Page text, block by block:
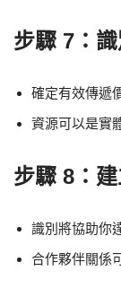
步驟 7：
確定有效傳遞
資源可以是實
步驟 8：
識別將協助你
合作夥伴關係